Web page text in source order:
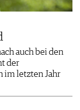
auch bei den
der
im letzten Jahr